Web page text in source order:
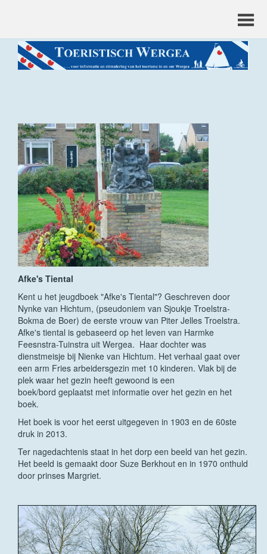
Afke's Tiental
Kent u het jeugdboek "Afke's Tiental"? Geschreven door
Nynke van Hichtum, (pseudoniem van Sjoukje Troelstra-
Bokma de Boer) de eerste vrouw van Piter Jelles Troelstra.
Afke's tiental is gebaseerd op het leven van Harmke
Feesnstra-Tuinstra uit Wergea. Haar dochter was
dienstmeisje bij Nienke van Hichtum. Het verhaal gaat over
een arm Fries arbeidersgezin met 10 kinderen. Vlak bij de
plek waar het gezin heeft gewoond is een
boek/bord geplaatst met informatie over het gezin en het
boek.
Het boek is voor het eerst uitgegeven in 1903 en de 60ste
druk in 2013.
Ter nagedachtenis staat in het dorp een beeld van het gezin.
Het beeld is gemaakt door Suze Berkhout en in 1970 onthuld
door prinses Margriet.